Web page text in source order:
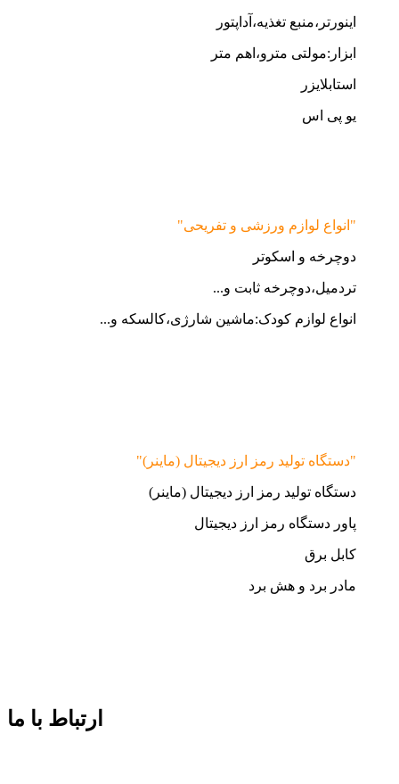
اینورتر،منبع تغذیه،آداپتور
ابزار:مولتی مترو،اهم متر
استابلایزر
یو پی اس
"انواع لوازم ورزشی و تفریحی"
دوچرخه و اسکوتر
تردمیل،دوچرخه ثابت و...
انواع لوازم کودک:ماشین شارژی،کالسکه و...
"دستگاه تولید رمز ارز دیجیتال (ماینر)"
دستگاه تولید رمز ارز دیجیتال (ماینر)
پاور دستگاه رمز ارز دیجیتال
کابل برق
مادر برد و هش برد
ارتباط با ما